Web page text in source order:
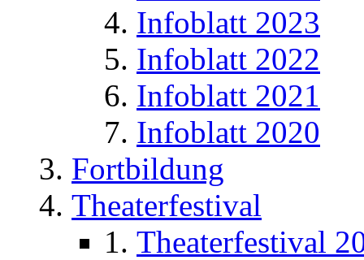
Infoblatt 2023
Infoblatt 2022
Infoblatt 2021
Infoblatt 2020
Fortbildung
Theaterfestival
Theaterfestival